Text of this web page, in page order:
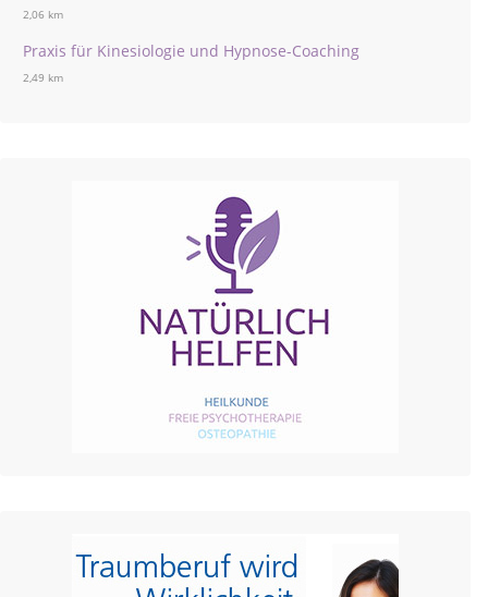
2,06 km
Praxis für Kinesiologie und Hypnose-Coaching
2,49 km